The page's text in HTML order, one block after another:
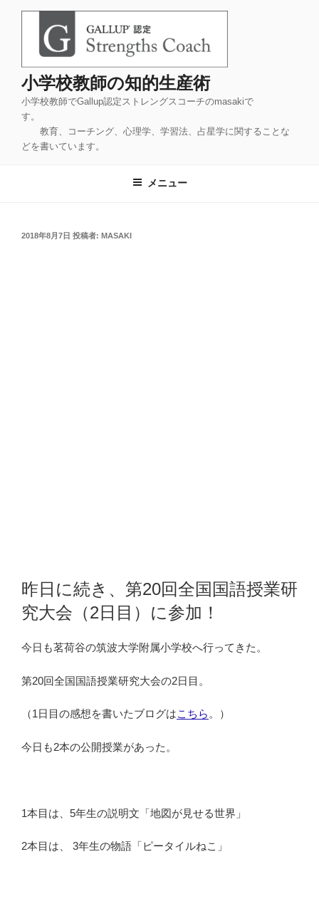
小学校教師の知的生産術
小学校教師でGallup認定ストレングスコーチのmasakiで
す。
教育、コーチング、心理学、学習法、占星学に関することな
どを書いています。
メニュー
投
2018年8月7日 投稿者: MASAKI
昨日に続き、第20回全国国語授業研
究大会（2日目）に参加！
今日も茗荷谷の筑波大学附属小学校へ行ってきた。
第20回全国国語授業研究大会の2日目。
（1日目の感想を書いたブログはこちら 。）
今日も2本の公開授業があった。
1本目は、5年生の説明文「地図が見せる世界」
2本目は、 3年生の物語「ピータイルねこ」